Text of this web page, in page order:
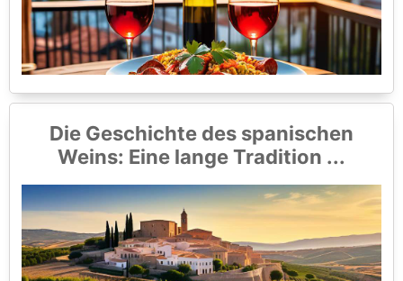
Die Geschichte des spanischen
Weins: Eine lange Tradition ...